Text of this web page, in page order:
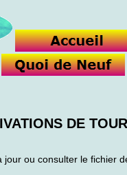
DE
ou consulter le fichier